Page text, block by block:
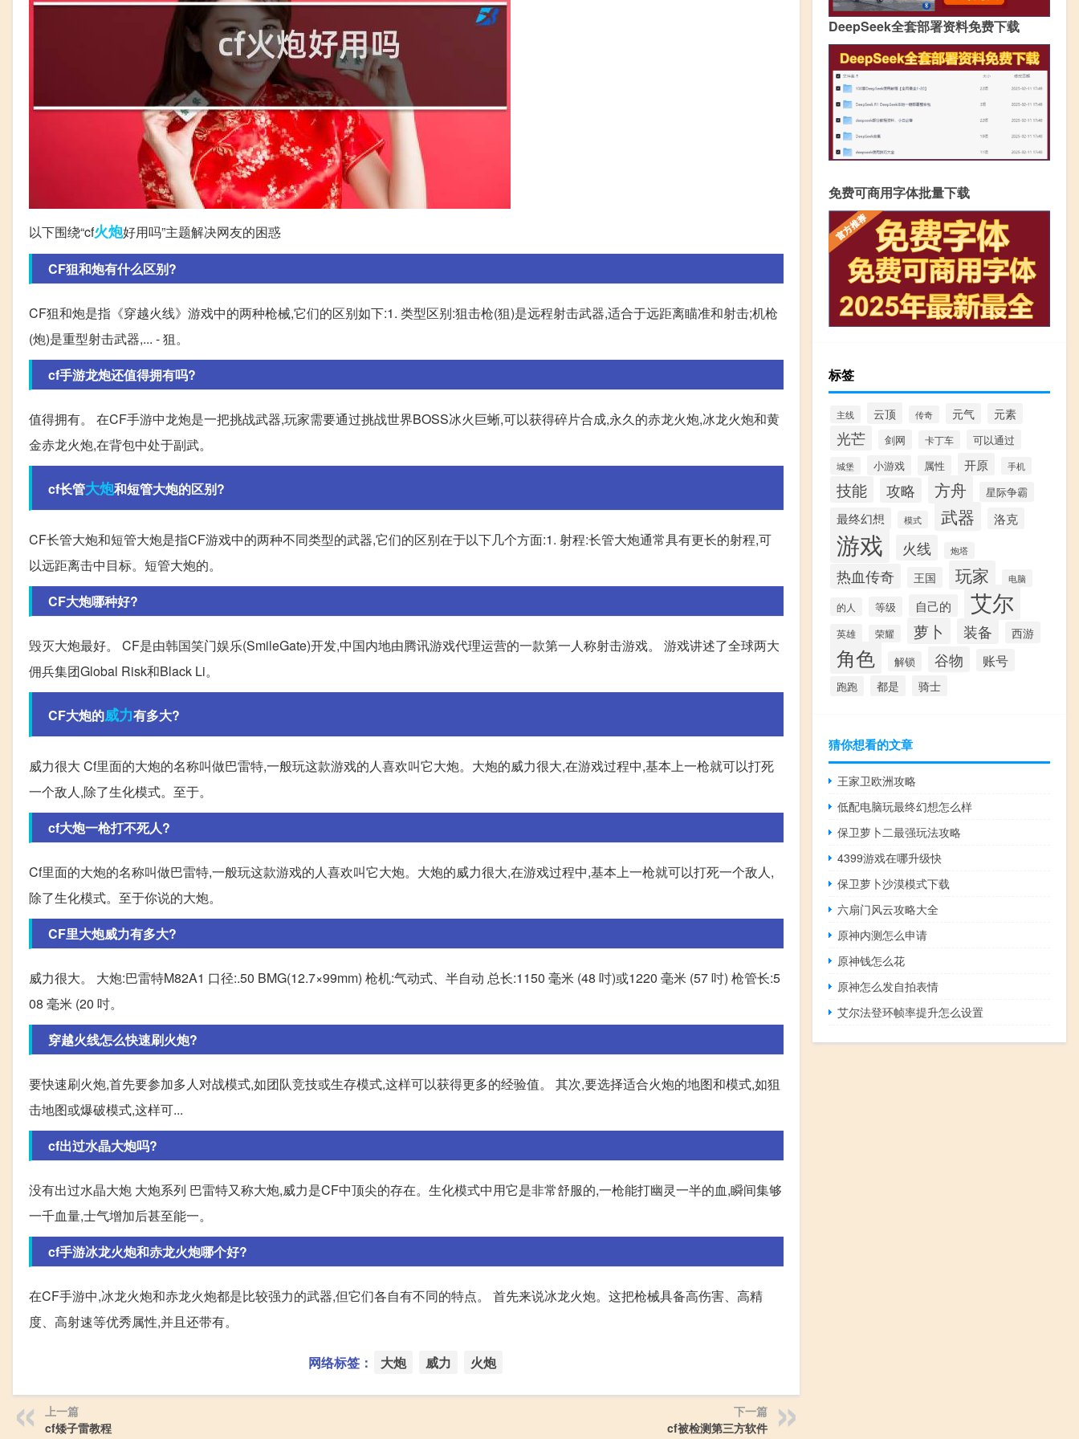
以下围绕“cf火炮好用吗”主题解决网友的困惑
CF狙和炮有什么区别?
CF狙和炮是指《穿越火线》游戏中的两种枪械,它们的区别如下:1. 类型区别:狙击枪(狙)是远程射击武器,适合于远距离瞄准和射击;机枪
(炮)是重型射击武器,... - 狙。
cf手游龙炮还值得拥有吗?
值得拥有。 在CF手游中龙炮是一把挑战武器,玩家需要通过挑战世界BOSS冰火巨蜥,可以获得碎片合成,永久的赤龙火炮,冰龙火炮和黄
金赤龙火炮,在背包中处于副武。
cf长管大炮和短管大炮的区别?
CF长管大炮和短管大炮是指CF游戏中的两种不同类型的武器,它们的区别在于以下几个方面:1. 射程:长管大炮通常具有更长的射程,可
以远距离击中目标。短管大炮的。
CF大炮哪种好?
毁灭大炮最好。 CF是由韩国笑门娱乐(SmileGate)开发,中国内地由腾讯游戏代理运营的一款第一人称射击游戏。 游戏讲述了全球两大
佣兵集团Global Risk和Black Li。
CF大炮的威力有多大?
威力很大 Cf里面的大炮的名称叫做巴雷特,一般玩这款游戏的人喜欢叫它大炮。大炮的威力很大,在游戏过程中,基本上一枪就可以打死
一个敌人,除了生化模式。至于。
cf大炮一枪打不死人?
Cf里面的大炮的名称叫做巴雷特,一般玩这款游戏的人喜欢叫它大炮。大炮的威力很大,在游戏过程中,基本上一枪就可以打死一个敌人,
除了生化模式。至于你说的大炮。
CF里大炮威力有多大?
威力很大。 大炮:巴雷特M82A1 口径:.50 BMG(12.7×99mm) 枪机:气动式、半自动 总长:1150 毫米 (48 吋)或1220 毫米 (57 吋) 枪管长:5
08 毫米 (20 吋。
穿越火线怎么快速刷火炮?
要快速刷火炮,首先要参加多人对战模式,如团队竞技或生存模式,这样可以获得更多的经验值。 其次,要选择适合火炮的地图和模式,如狙
击地图或爆破模式,这样可...
cf出过水晶大炮吗?
没有出过水晶大炮 大炮系列 巴雷特又称大炮,威力是CF中顶尖的存在。生化模式中用它是非常舒服的,一枪能打幽灵一半的血,瞬间集够
一千血量,士气增加后甚至能一。
cf手游冰龙火炮和赤龙火炮哪个好?
在CF手游中,冰龙火炮和赤龙火炮都是比较强力的武器,但它们各自有不同的特点。 首先来说冰龙火炮。这把枪械具备高伤害、高精
度、高射速等优秀属性,并且还带有。
网络标签： 大炮 威力 火炮
上一篇
cf矮子雷教程
下一篇
cf被检测第三方软件
DeepSeek全套部署资料免费下载
免费可商用字体批量下载
标签
主线 云顶 传奇 元气 元素
光芒 剑网 卡丁车 可以通过
城堡 小游戏 属性 开原 手机
技能 攻略 方舟 星际争霸
最终幻想 模式 武器 洛克
游戏 火线 炮塔
热血传奇 王国 玩家 电脑
的人 等级 自己的 艾尔
英雄 荣耀 萝卜 装备 西游
角色 解锁 谷物 账号
跑跑 都是 骑士
猜你想看的文章
王家卫欧洲攻略
低配电脑玩最终幻想怎么样
保卫萝卜二最强玩法攻略
4399游戏在哪升级快
保卫萝卜沙漠模式下载
六扇门风云攻略大全
原神内测怎么申请
原神钱怎么花
原神怎么发自拍表情
艾尔法登环帧率提升怎么设置